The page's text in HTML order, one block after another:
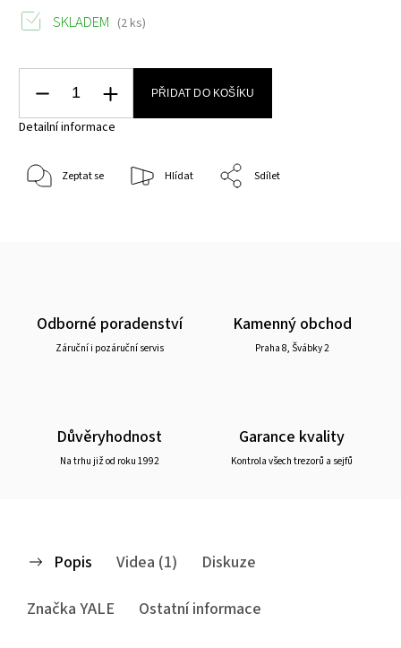
SKLADEM (2 ks)
PŘIDAT DO KOŠÍKU
Detailní informace
Zeptat se Hlídat Sdílet
Odborné poradenství
Záruční i pozáruční servis
Kamenný obchod
Praha 8, Švábky 2
Důvěryhodnost
Na trhu již od roku 1992
Garance kvality
Kontrola všech trezorů a sejfů
Popis Videa (1)
Diskuze
ZnačkaYALE Ostatní informace